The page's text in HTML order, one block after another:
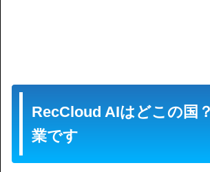
RecCloud AIはどこの国
業です